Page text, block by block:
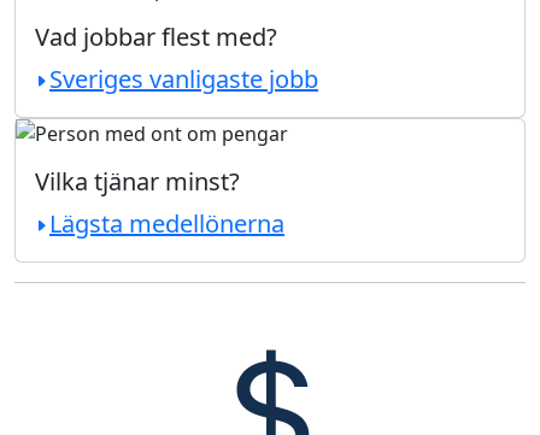
Vad jobbar flest med?
Sveriges vanligaste jobb
Vilka tjänar minst?
Lägsta medellönerna